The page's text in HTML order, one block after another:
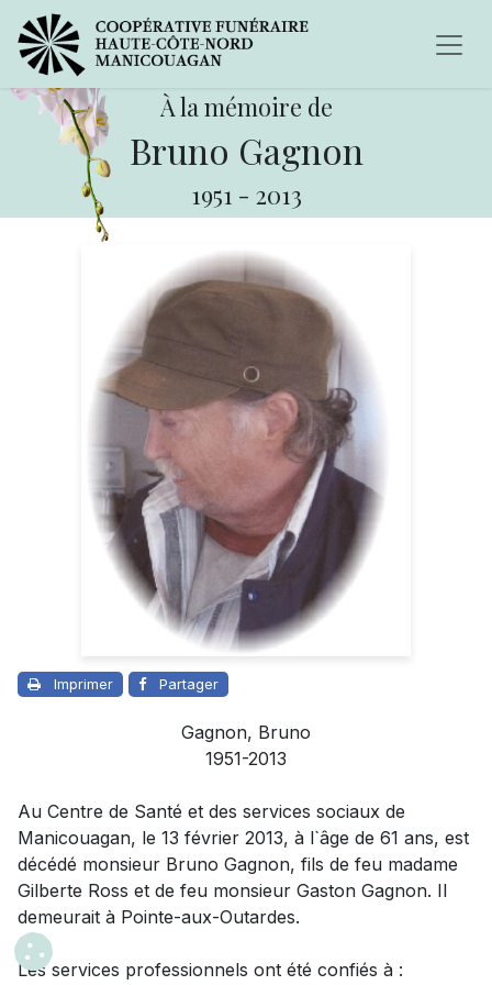
À la mémoire de
Bruno Gagnon
1951 - 2013
Imprimer Partager
Gagnon, Bruno
1951-2013
Au Centre de Santé et des services sociaux de
Manicouagan, le 13 février 2013, à l`âge de 61 ans, est
décédé monsieur Bruno Gagnon, fils de feu madame
Gilberte Ross et de feu monsieur Gaston Gagnon. Il
demeurait à Pointe-aux-Outardes.
Les services professionnels ont été confiés à :